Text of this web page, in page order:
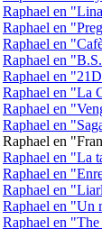
Raphael en
Raphael en
Raphael en
Raphael en
Raphael en
Raphael en "La
Raphael en
Raphael en
Raphael en
Raphael en "La
Raphael en
Raphael en
Raphael en "Un
Raphael en